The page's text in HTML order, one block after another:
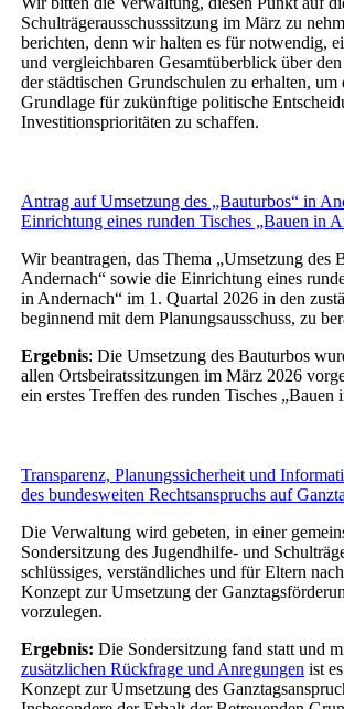
Schulträgerausschusssitzung im März zu
berichten, denn wir halten es für notwendig,
und vergleichbaren Gesamtüberblick über
der städtischen Grundschulen zu erhalten, um
Grundlage für zukünftige politische
Investitionsprioritäten zu schaffen.
Antrag auf Umsetzung des „Bauturbos“ in
Einrichtung eines runden Tisches „Bauen in
Wir beantragen, das Thema „Umsetzung des
Andernach“ sowie die Einrichtung eines
in Andernach“ im 1. Quartal 2026 in den
beginnend mit dem Planungsausschuss, zu
Ergebnis: Die Umsetzung des Bauturbos
allen Ortsbeiratssitzungen im März 2026
ein erstes Treffen des runden Tisches „Bauen
Transparenz, Planungssicherheit und
des bundesweiten Rechtsanspruchs auf
Die Verwaltung wird gebeten, in einer
Sondersitzung des Jugendhilfe- und
schlüssiges, verständliches und für Eltern
Konzept zur Umsetzung der
vorzulegen.
Ergebnis: Die Sondersitzung fand statt und
zusätzlichen Rückfrage und Anregungen ist
Konzept zur Umsetzung des